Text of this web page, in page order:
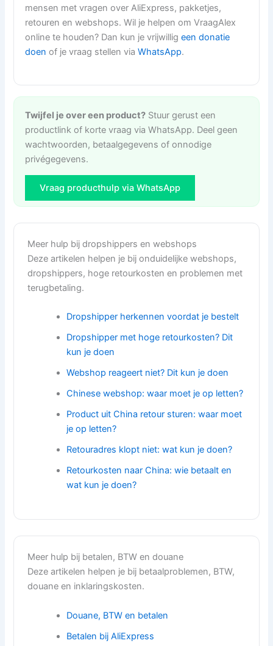
mensen met vragen over AliExpress, pakketjes,
retouren en webshops. Wil je helpen om VraagAlex
online te houden? Dan kun je vrijwilligeen donatie
doen of je vraag stellen viaWhatsApp.
Twijfel je over een product? Stuur gerust een
productlink of korte vraag via WhatsApp. Deel geen
wachtwoorden, betaalgegevens of onnodige
privégegevens.
Vraag producthulp via WhatsApp
Meer hulp bij dropshippers en webshops
Deze artikelen helpen je bij onduidelijke webshops,
dropshippers, hoge retourkosten en problemen met
terugbetaling.
Dropshipper herkennen voordat je bestelt
Dropshipper met hoge retourkosten? Dit
kun je doen
Webshop reageert niet? Dit kun je doen
Chinese webshop: waar moet je op letten?
Product uit China retour sturen: waar moet
je op letten?
Retouradres klopt niet: wat kun je doen?
Retourkosten naar China: wie betaalt en
wat kun je doen?
Meer hulp bij betalen, BTW en douane
Deze artikelen helpen je bij betaalproblemen, BTW,
douane en inklaringskosten.
Douane, BTW en betalen
Betalen bij AliExpress